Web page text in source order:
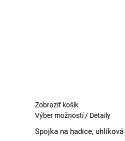
Zobraziť košík
Výber možností Tento
má
/Detaily
Spojka na hadice,